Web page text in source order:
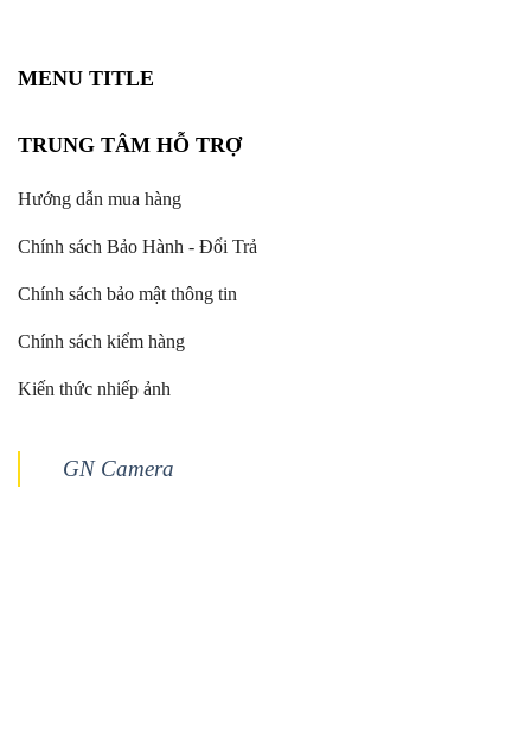
MENU TITLE
TRUNG TÂM HỖ TRỢ
Hướng dẫn mua hàng
Chính sách Bảo Hành - Đổi Trả
Chính sách bảo mật thông tin
Chính sách kiểm hàng
Kiến thức nhiếp ảnh
GN Camera